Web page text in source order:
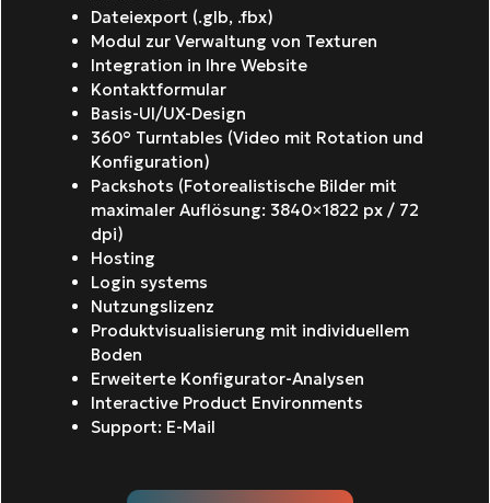
Dateiexport (.glb, .fbx)
Modul zur Verwaltung von Texturen
Integration in Ihre Website
Kontaktformular
Basis-UI/UX-Design
360° Turntables (Video mit Rotation und
Konfiguration)
Packshots (Fotorealistische Bilder mit
maximaler Auflösung: 3840×1822 px / 72
dpi)
Hosting
Login systems
Nutzungslizenz
Produktvisualisierung mit individuellem
Boden
Erweiterte Konfigurator-Analysen
Interactive Product Environments
Support: E-Mail